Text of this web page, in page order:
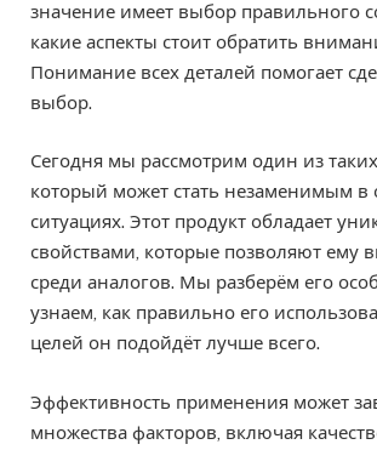
значение имеет выбор правильного
какие аспекты стоит обратить
Понимание всех деталей помогает
выбор.
Сегодня мы рассмотрим один из
который может стать незаменимым в
ситуациях. Этот продукт обладает
свойствами, которые позволяют ему
среди аналогов. Мы разберём его
узнаем, как правильно его
целей он подойдёт лучше всего.
Эффективность применения может
множества факторов, включая